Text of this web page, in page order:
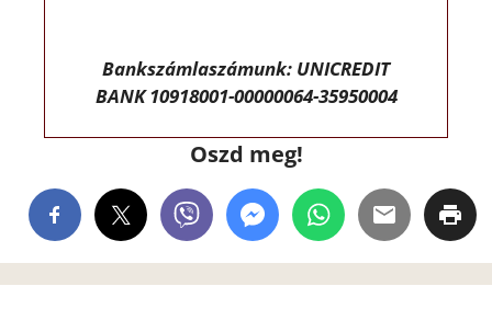
Bankszámlaszámunk: UNICREDIT
BANK 10918001-00000064-35950004
Oszd meg!